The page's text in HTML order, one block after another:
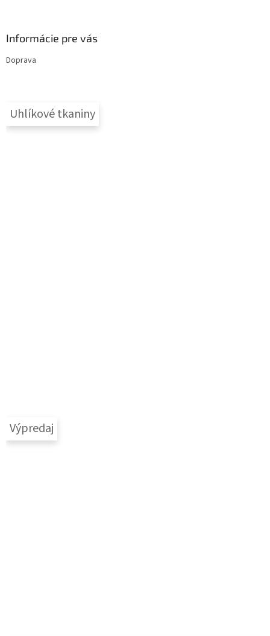
Informácie pre vás
Doprava
Uhlíkové tkaniny
Výpredaj